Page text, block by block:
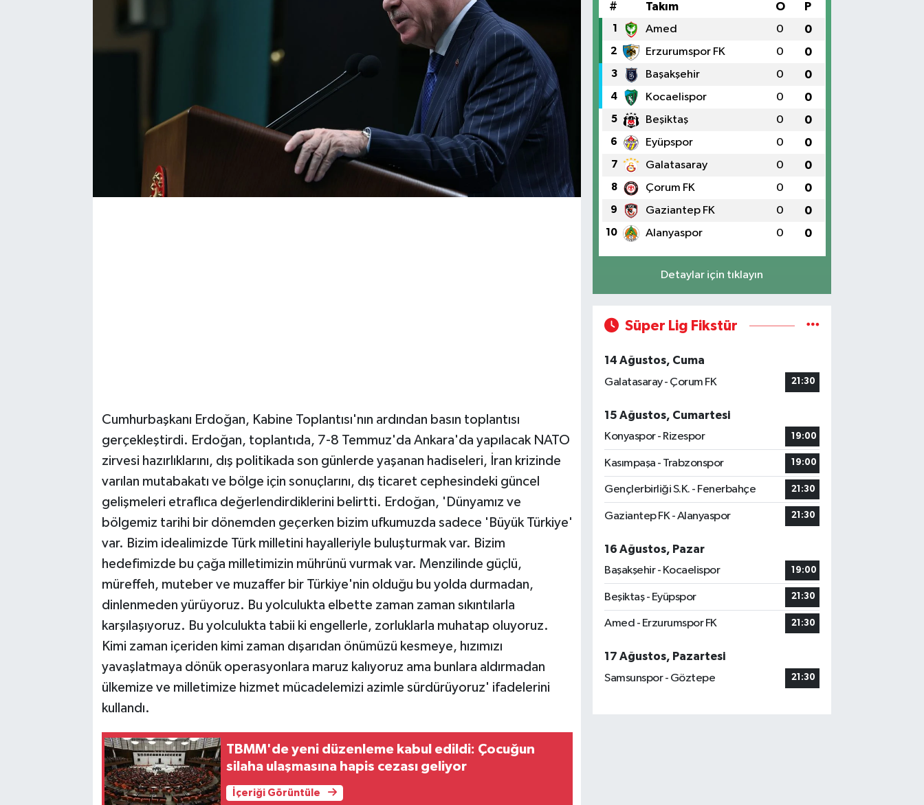
Cumhurbaşkanı Erdoğan, Kabine Toplantısı'nın ardından basın toplantısı
gerçekleştirdi. Erdoğan, toplantıda, 7-8 Temmuz'da Ankara'da yapılacak NATO
zirvesi hazırlıklarını, dış politikada son günlerde yaşanan hadiseleri, İran krizinde
varılan mutabakatı ve bölge için sonuçlarını, dış ticaret cephesindeki güncel
gelişmeleri etraflıca değerlendirdiklerini belirtti. Erdoğan, 'Dünyamız ve
bölgemiz tarihi bir dönemden geçerken bizim ufkumuzda sadece 'Büyük Türkiye'
var. Bizim idealimizde Türk milletini hayalleriyle buluşturmak var. Bizim
hedefimizde bu çağa milletimizin mührünü vurmak var. Menzilinde güçlü,
müreffeh, muteber ve muzaffer bir Türkiye'nin olduğu bu yolda durmadan,
dinlenmeden yürüyoruz. Bu yolculukta elbette zaman zaman sıkıntılarla
karşılaşıyoruz. Bu yolculukta tabii ki engellerle, zorluklarla muhatap oluyoruz.
Kimi zaman içeriden kimi zaman dışarıdan önümüzü kesmeye, hızımızı
yavaşlatmaya dönük operasyonlara maruz kalıyoruz ama bunlara aldırmadan
ülkemize ve milletimize hizmet mücadelemizi azimle sürdürüyoruz' ifadelerini
kullandı.
TBMM'de yeni düzenleme kabul edildi: Çocuğun
silaha ulaşmasına hapis cezası geliyor
İçeriği Görüntüle
# Takım O P
1 Amed 0 0
2 Erzurumspor FK 0 0
3 Başakşehir 0 0
4 Kocaelispor 0 0
5 Beşiktaş 0 0
6 Eyüpspor 0 0
7 Galatasaray 0 0
8 Çorum FK 0 0
9 Gaziantep FK 0 0
10 Alanyaspor 0 0
Detaylar için tıklayın
Süper Lig Fikstür
14 Ağustos, Cuma
Galatasaray - Çorum FK
21:30
15 Ağustos, Cumartesi
Konyaspor - Rizespor
19:00
Kasımpaşa - Trabzonspor 19:00
Gençlerbirliği S.K. - Fenerbahçe 21:30
Gaziantep FK - Alanyaspor 21:30
16 Ağustos, Pazar
Başakşehir - Kocaelispor
19:00
Beşiktaş - Eyüpspor 21:30
Amed - Erzurumspor FK 21:30
17 Ağustos, Pazartesi
Samsunspor - Göztepe
21:30